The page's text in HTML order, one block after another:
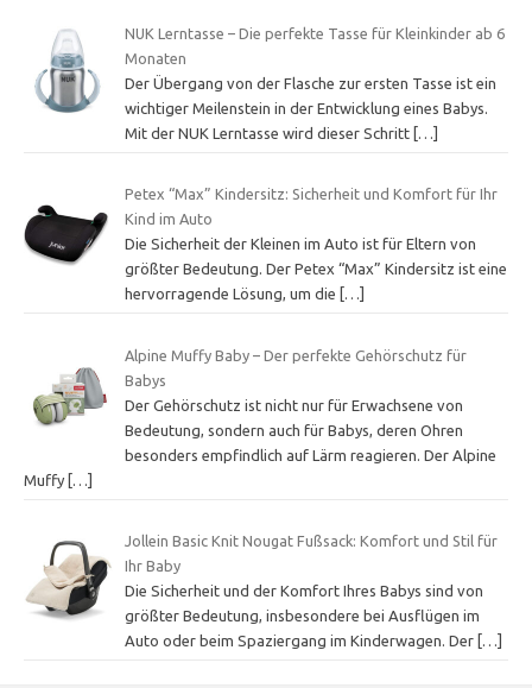
NUK Lerntasse – Die perfekte Tasse für Kleinkinder ab 6
Monaten
Der Übergang von der Flasche zur ersten Tasse ist ein
wichtiger Meilenstein in der Entwicklung eines Babys.
Mit der NUK Lerntasse wird dieser Schritt […]
Petex “Max” Kindersitz: Sicherheit und Komfort für Ihr
Kind im Auto
Die Sicherheit der Kleinen im Auto ist für Eltern von
größter Bedeutung. Der Petex “Max” Kindersitz ist eine
hervorragende Lösung, um die
[…]
Alpine Muffy Baby – Der perfekte Gehörschutz für
Babys
Der Gehörschutz ist nicht nur für Erwachsene von
Bedeutung, sondern auch für Babys, deren Ohren
besonders empfindlich auf Lärm reagieren. Der Alpine
Muffy […]
Jollein Basic Knit Nougat Fußsack: Komfort und Stil für
Ihr Baby
Die Sicherheit und der Komfort Ihres Babys sind von
größter Bedeutung, insbesondere bei Ausflügen im
Auto oder beim Spaziergang im Kinderwagen. Der […]